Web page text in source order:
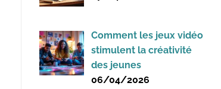
Comment les jeux vidéo
stimulent la créativité
des jeunes
06/04/2026